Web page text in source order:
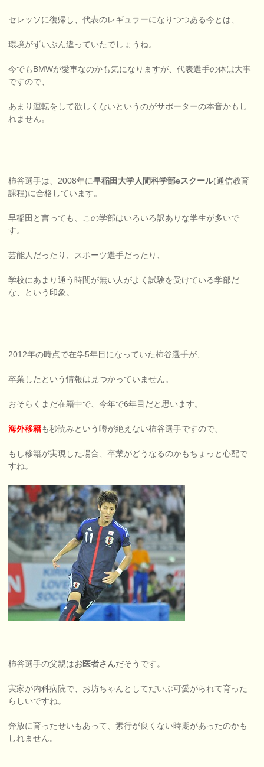
セレッソに復帰し、代表のレギュラーになりつつある今とは、
環境がずいぶん違っていたでしょうね。
今でもBMWが愛車なのかも気になりますが、代表選手の体は大事
ですので、
あまり運転をして欲しくないというのがサポーターの本音かもし
れません。
柿谷選手は、2008年に早稲田大学人間科学部eスクール(通信教育
課程)に合格しています。
早稲田と言っても、この学部はいろいろ訳ありな学生が多いで
す。
芸能人だったり、スポーツ選手だったり、
学校にあまり通う時間が無い人がよく試験を受けている学部だ
な、という印象。
2012年の時点で在学5年目になっていた柿谷選手が、
卒業したという情報は見つかっていません。
おそらくまだ在籍中で、今年で6年目だと思います。
海外移籍も秒読みという噂が絶えない柿谷選手ですので、
もし移籍が実現した場合、卒業がどうなるのかもちょっと心配で
すね。
柿谷選手の父親はお医者さんだそうです。
実家が内科病院で、お坊ちゃんとしてだいぶ可愛がられて育った
らしいですね。
奔放に育ったせいもあって、素行が良くない時期があったのかも
しれません。